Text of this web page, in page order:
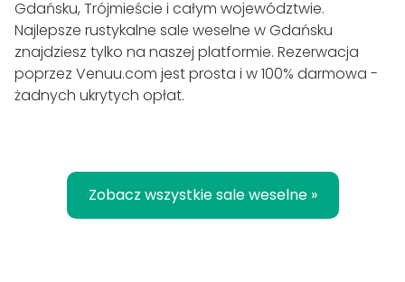
Gdańsku, Trójmieście i całym województwie.
Najlepsze rustykalne sale weselne w Gdańsku
znajdziesz tylko na naszej platformie. Rezerwacja
poprzez Venuu.com jest prosta i w 100% darmowa -
żadnych ukrytych opłat.
Zobacz wszystkie sale weselne »